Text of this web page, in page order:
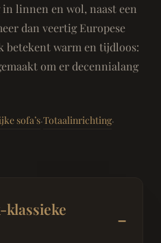
linnen en wol, naast een
dan veertig Europese
betekent warm en tijdloos:
om er decennialang
sofa’s·Totaalinrichting·